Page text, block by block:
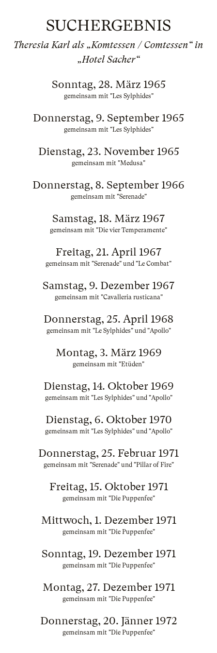
SUCHERGEBNIS
Theresia Karl als „Komtessen / Comtessen“ in
„Hotel Sacher“
Sonntag, 28. März 1965
gemeinsam mit "Les Sylphides"
Donnerstag, 9. September 1965
gemeinsam mit "Les Sylphides"
Dienstag, 23. November 1965
gemeinsam mit "Medusa"
Donnerstag, 8. September 1966
gemeinsam mit "Serenade"
Samstag, 18. März 1967
gemeinsam mit "Die vier Temperamente"
Freitag, 21. April 1967
gemeinsam mit "Serenade" und "Le Combat"
Samstag, 9. Dezember 1967
gemeinsam mit "Cavalleria rusticana"
Donnerstag, 25. April 1968
gemeinsam mit "Le Sylphides" und "Apollo"
Montag, 3. März 1969
gemeinsam mit "Etüden"
Dienstag, 14. Oktober 1969
gemeinsam mit "Les Sylphides" und "Apollo"
Dienstag, 6. Oktober 1970
gemeinsam mit "Les Sylphides" und "Apollo"
Donnerstag, 25. Februar 1971
gemeinsam mit "Serenade" und "Pillar of Fire"
Freitag, 15. Oktober 1971
gemeinsam mit "Die Puppenfee"
Mittwoch, 1. Dezember 1971
gemeinsam mit "Die Puppenfee"
Sonntag, 19. Dezember 1971
gemeinsam mit "Die Puppenfee"
Montag, 27. Dezember 1971
gemeinsam mit "Die Puppenfee"
Donnerstag, 20. Jänner 1972
gemeinsam mit "Die Puppenfee"